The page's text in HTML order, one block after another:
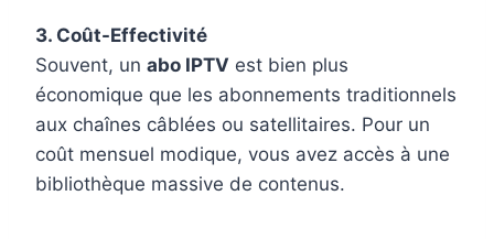
3. Coût-Effectivité
Souvent, un abo IPTV est bien plus
économique que les abonnements traditionnels
aux chaînes câblées ou satellitaires. Pour un
coût mensuel modique, vous avez accès à une
bibliothèque massive de contenus.